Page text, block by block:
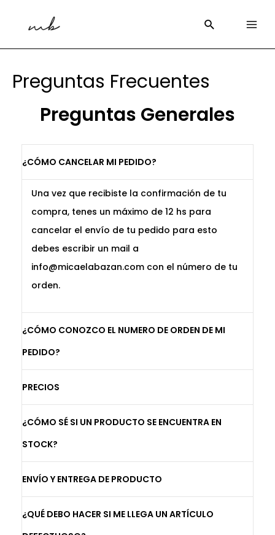
Preguntas Frecuentes
Preguntas Generales
¿CÓMO CANCELAR MI PEDIDO?
Una vez que recibiste la confirmación de tu
compra, tenes un máximo de 12 hs para
cancelar el envío de tu pedido para esto
debes escribir un mail a
info@micaelabazan.com con el número de tu
orden.
¿CÓMO CONOZCO EL NUMERO DE ORDEN DE MI
PEDIDO?
PRECIOS
¿CÓMO SÉ SI UN PRODUCTO SE ENCUENTRA EN
STOCK?
ENVÍO Y ENTREGA DE PRODUCTO
¿QUÉ DEBO HACER SI ME LLEGA UN ARTÍCULO